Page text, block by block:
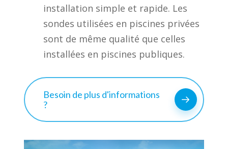
installation simple et rapide. Les
sondes utilisées en piscines privées
sont de même qualité que celles
installées en piscines publiques.
Besoin de plus d'informations
?